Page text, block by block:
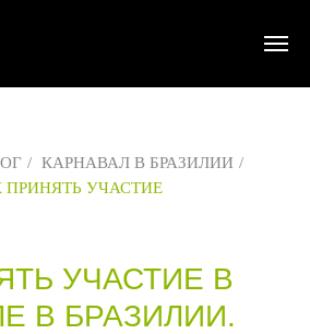
/ КАРНАВАЛ В БРАЗИЛИИ /
ПРИНЯТЬ УЧАСТИЕ
УЧАСТИЕ В
В БРАЗИЛИИ.